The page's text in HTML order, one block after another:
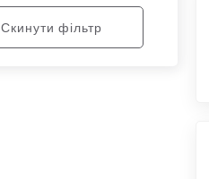
Скинути фільтр